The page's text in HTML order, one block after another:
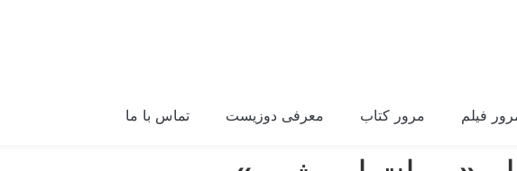
فیلم مرور کتاب معرفی دوزیست تماس با ما